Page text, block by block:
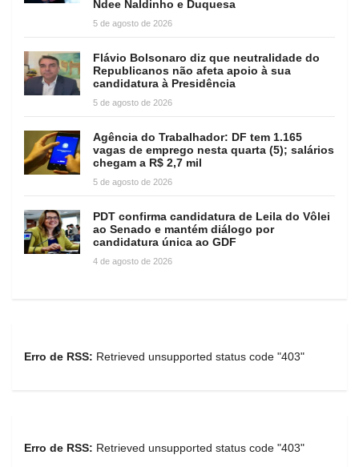
Ndee Naldinho e Duquesa
5 de agosto de 2026
Flávio Bolsonaro diz que neutralidade do
Republicanos não afeta apoio à sua
candidatura à Presidência
5 de agosto de 2026
Agência do Trabalhador: DF tem 1.165
vagas de emprego nesta quarta (5); salários
chegam a R$ 2,7 mil
5 de agosto de 2026
PDT confirma candidatura de Leila do Vôlei
ao Senado e mantém diálogo por
candidatura única ao GDF
4 de agosto de 2026
Erro de RSS: Retrieved unsupported status code "403"
Erro de RSS: Retrieved unsupported status code "403"